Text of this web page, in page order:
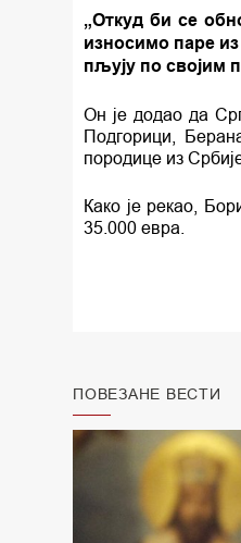
„Откуд би се
износимо паре из
пљују по својим
Он је додао да
Подгорици,
породице из
Како је рекао,
35.000 евра.
ПОВЕЗАНЕ ВЕСТИ